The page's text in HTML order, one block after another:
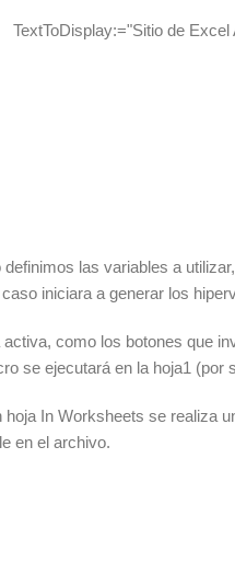
de Excel
las variables a
iniciara a generar los
como los botones que
se ejecutará en la hoja1 (por
In Worksheets se realiza
en el archivo.